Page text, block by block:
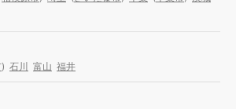
) 石川 富山 福井